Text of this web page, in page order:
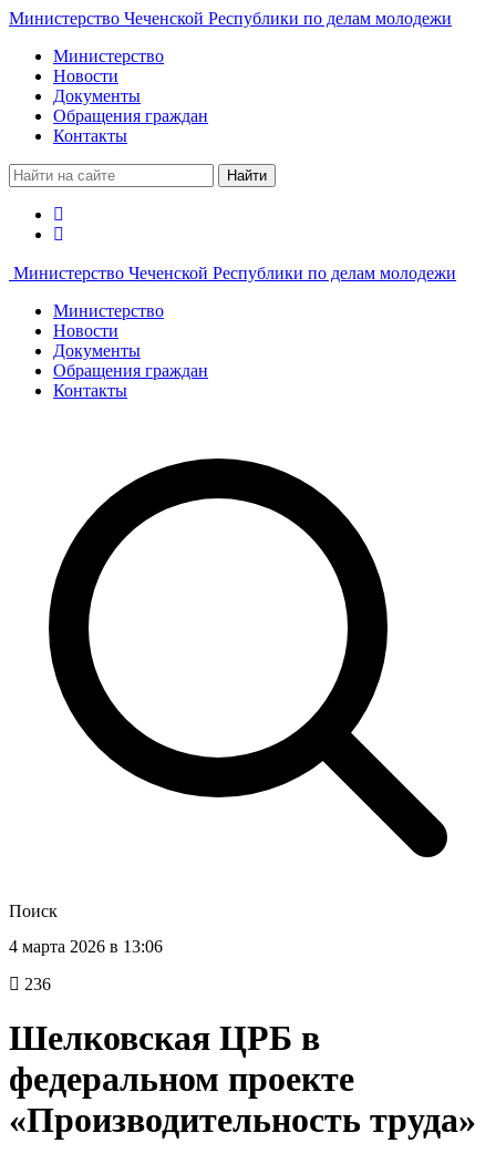
Министерство Чеченской Республики по делам молодежи
Министерство
Новости
Документы
Обращения граждан
Контакты
Найти
Министерство Чеченской Республики по делам молодежи
Министерство
Новости
Документы
Обращения граждан
Контакты
Поиск
4 марта 2026 в 13:06
236
Шелковская ЦРБ в
федеральном проекте
«Производительность труда»